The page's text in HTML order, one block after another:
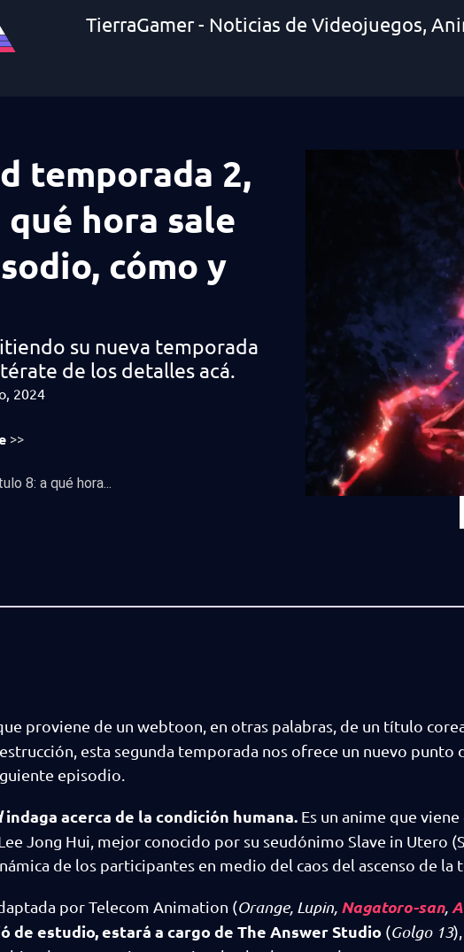
TierraGamer - Noticias de Videojuegos,
temporada 2,
hora sale
cómo y
su nueva temporada
de los detalles acá.
2024
>>
8: a qué hora...
proviene de un webtoon, en otras palabras, de un título
esta segunda temporada nos ofrece un nuevo punto
episodio.
indaga acerca de la condición humana. Es un anime que
Jong Hui, mejor conocido por su seudónimo Slave in Utero
de los participantes en medio del caos del ascenso de la
por Telecom Animation (Orange, Lupin, Nagatoro-san,
de estudio, estará a cargo de The Answer Studio (Golgo 13